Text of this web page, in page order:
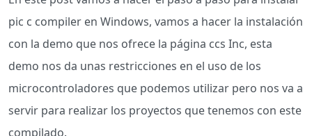
pic c compiler en Windows, vamos a hacer la instalación
con la demo que nos ofrece la página ccs Inc, esta
demo nos da unas restricciones en el uso de los
microcontroladores que podemos utilizar pero nos va a
servir para realizar los proyectos que tenemos con este
compilado.